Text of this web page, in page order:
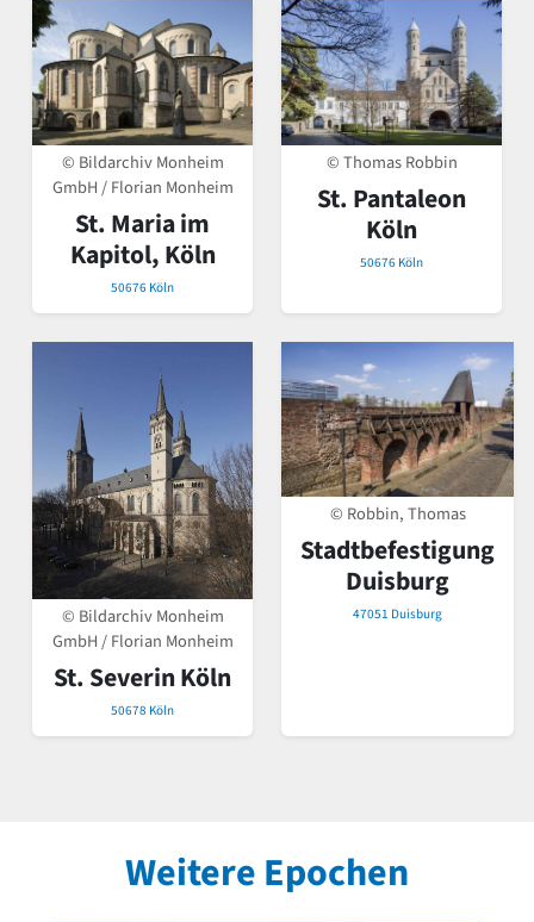
© Bildarchiv Monheim
GmbH / Florian Monheim
St. Maria im
Kapitol, Köln
50676 Köln
© Thomas Robbin
St. Pantaleon
Köln
50676 Köln
© Bildarchiv Monheim
GmbH / Florian Monheim
St. Severin Köln
50678 Köln
© Robbin, Thomas
Stadtbefestigung
Duisburg
47051 Duisburg
Weitere Epochen